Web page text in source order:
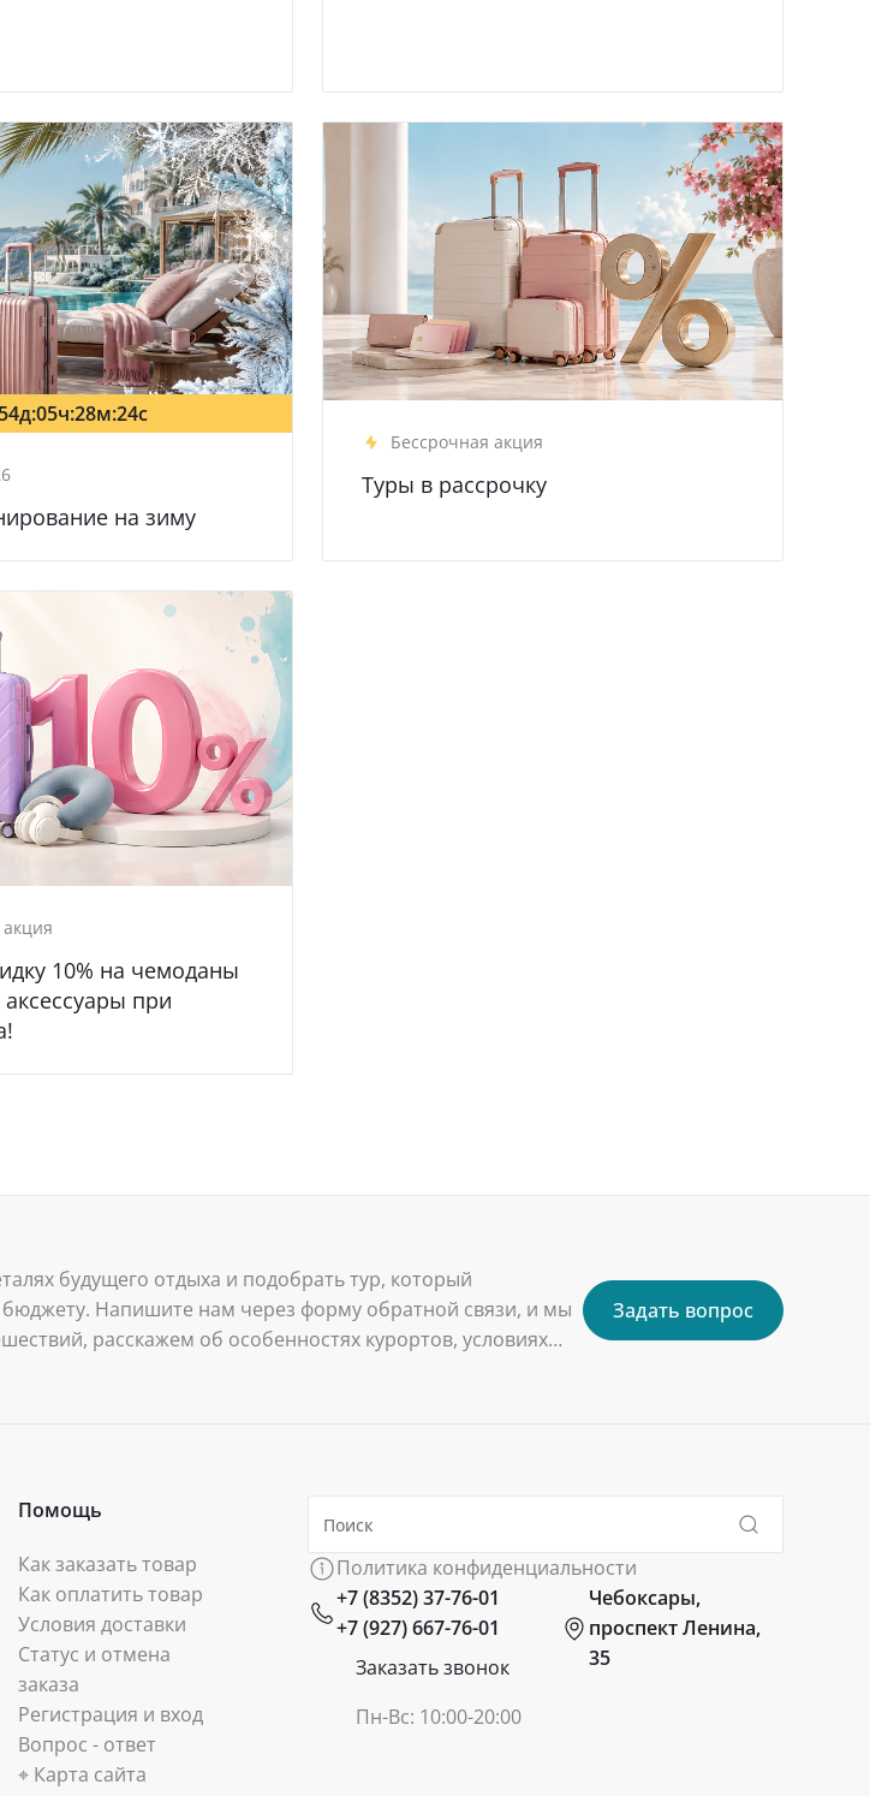
на зиму
Бессрочная акция
Туры в рассрочку
10% на чемоданы
при
будущего отдыха и подобрать тур, который
Напишите нам через форму обратной связи, и мы
расскажем об особенностях курортов, условиях
Задать вопрос
Помощь
Как заказать товар
Как оплатить товар
Условия доставки
Статус и отмена
заказа
Регистрация и вход
Вопрос - ответ
⌖ Карта сайта
Политика конфиденциальности
+7 (8352) 37-76-01
+7 (927) 667-76-01
Заказать звонок
Пн-Вс: 10:00-20:00
Чебоксары,
проспект Ленина,
35